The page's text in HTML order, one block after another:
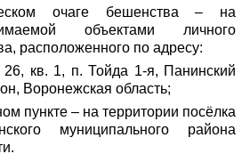
очаге бешенства – на
объектами личного
расположенного по адресу:
кв. 1, п. Тойда 1-я, Панинский
Воронежская область;
пункте – на территории посёлка
муниципального района